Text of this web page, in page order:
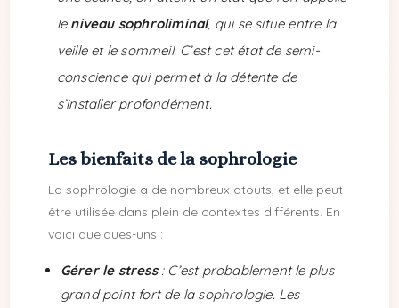
le niveau sophroliminal, qui se situe entre la
veille et le sommeil. C’est cet état de semi-
conscience qui permet à la détente de
s’installer profondément.
Les bienfaits de la sophrologie
La sophrologie a de nombreux atouts, et elle peut
être utilisée dans plein de contextes différents. En
voici quelques-uns :
Gérer le stress: C’est probablement le plus
grand point fort de la sophrologie. Les